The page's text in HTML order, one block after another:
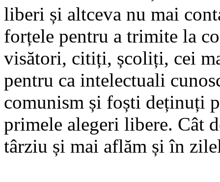
liberi și altceva nu mai
forțele pentru a trimite la
visători, citiți, școliți, cei
pentru ca intelectuali
comunism și foști deținuți
primele alegeri libere. Cât
târziu și mai aflăm și în